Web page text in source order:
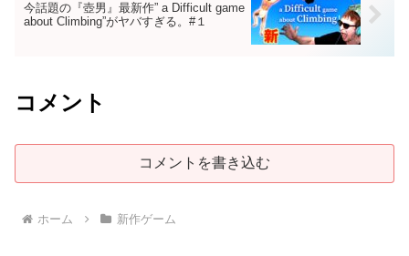
今話題の『壺男』最新作” a Difficult game
about Climbing”がヤバすぎる。#１
コメント
コメントを書き込む
ホーム 新作ゲーム